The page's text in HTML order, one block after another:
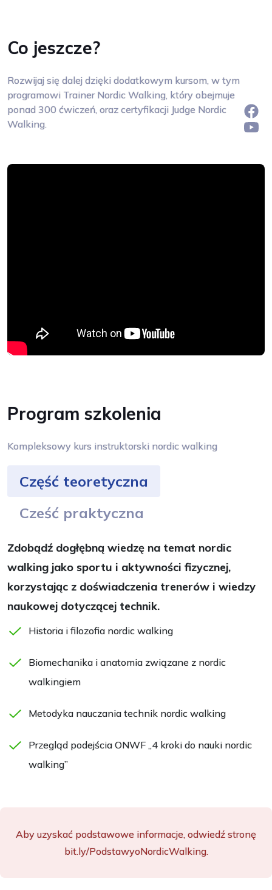
Co jeszcze?
Rozwijaj się dalej dzięki dodatkowym kursom, w tym
programowi Trainer Nordic Walking, który obejmuje
ponad 300 ćwiczeń, oraz certyfikacji Judge Nordic
Walking.
Program szkolenia
Kompleksowy kurs instruktorski nordic walking
Część teoretyczna
Cześć praktyczna
Zdobądź dogłębną wiedzę na temat nordic
walking jako sportu i aktywności fizycznej,
korzystając z doświadczenia trenerów i wiedzy
naukowej dotyczącej technik.
Historia i filozofia nordic walking
Biomechanika i anatomia związane z nordic
walkingiem
Metodyka nauczania technik nordic walking
Przegląd podejścia ONWF „4 kroki do nauki nordic
walking”
Aby uzyskać podstawowe informacje, odwiedź stronę
bit.ly/PodstawyoNordicWalking.